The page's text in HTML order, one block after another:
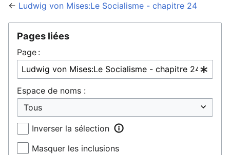
← Ludwig von Mises:Le Socialisme - chapitre 24
Pages liées
Page :
Espace de noms :
Inverser la sélection
Masquer les inclusions